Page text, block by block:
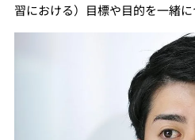
習における）目標や目的を一緒に